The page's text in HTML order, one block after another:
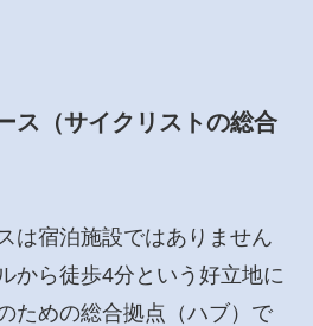
ス（サイクリストの総合
は宿泊施設ではありません
から徒歩4分という好立地に
ための総合拠点（ハブ）で